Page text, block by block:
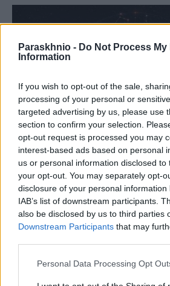
Paraskhnio - Do Not Process My
Information
If you wish to opt-out of the sale,
processing of your personal or
targeted advertising by us, please use
section to confirm your selection.
opt-out request is processed you may
interest-based ads based on personal
us or personal information disclosed
your opt-out. You may separately opt-
disclosure of your personal
IAB’s list of downstream participants.
also be disclosed by us to third parties
Downstream Participants that may
Please note that this website/app uses
Personal Data Processing Opt
ΖΏΔΙΑ
Τα 2 ζώδια που θα ζήσουν το πιο
Σαββατοκύριακο του Αυγούστου